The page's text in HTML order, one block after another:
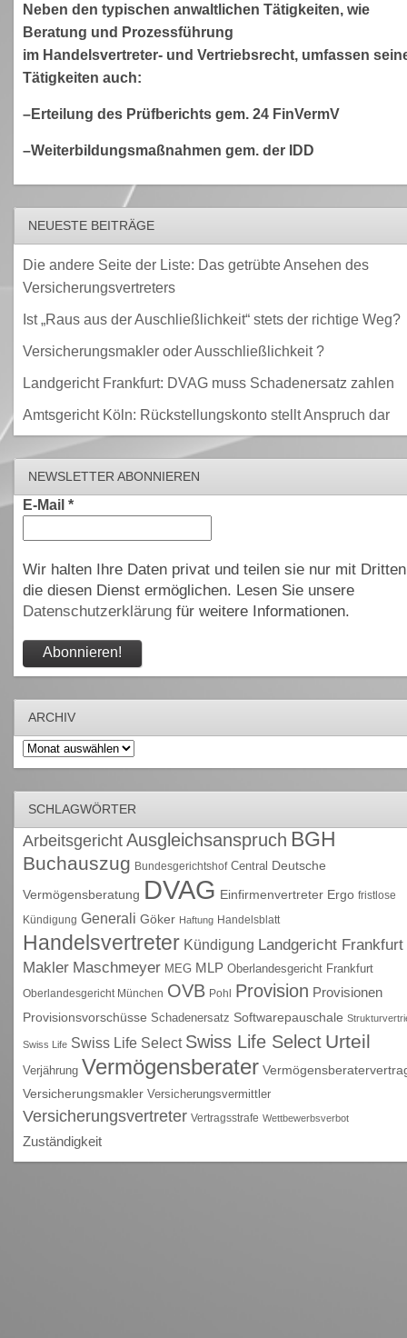
Neben den typischen anwaltlichen Tätigkeiten, wie
Beratung und Prozessführung
im Handelsvertreter- und Vertriebsrecht, umfassen
Tätigkeiten auch:
–Erteilung des Prüfberichts gem. 24 FinVermV
–Weiterbildungsmaßnahmen gem. der IDD
NEUESTE BEITRÄGE
Die andere Seite der Liste: Das getrübte Ansehen des
Versicherungsvertreters
Ist „Raus aus der Auschließlichkeit“ stets der richtige Weg?
Versicherungsmakler oder Ausschließlichkeit ?
Landgericht Frankfurt: DVAG muss Schadenersatz zahlen
Amtsgericht Köln: Rückstellungskonto stellt Anspruch dar
NEWSLETTER ABONNIEREN
E-Mail *
Wir halten Ihre Daten privat und teilen sie nur mit
die diesen Dienst ermöglichen. Lesen Sie unsere
Datenschutzerklärungfür weitere Informationen.
ARCHIV
Archiv
SCHLAGWÖRTER
Arbeitsgericht Ausgleichsanspruch BGH
Buchauszug Bundesgerichtshof Central Deutsche
Vermögensberatung DVAG Einfirmenvertreter Ergo fristlose
Kündigung Generali Göker Haftung Handelsblatt
Handelsvertreter Kündigung Landgericht Frankfurt
Makler Maschmeyer MEG MLP Oberlandesgericht Frankfurt
Oberlandesgericht München OVB Pohl Provision Provisionen
Provisionsvorschüsse Schadenersatz Softwarepauschale
Swiss Life Swiss Life Select Swiss Life Select Urteil
Verjährung Vermögensberater
Versicherungsmakler Versicherungsvermittler
Versicherungsvertreter Vertragsstrafe Wettbewerbsverbot
Zuständigkeit